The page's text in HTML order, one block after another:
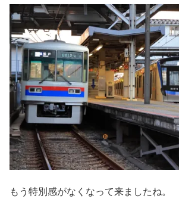
もう特別感がなくなって来ましたね。